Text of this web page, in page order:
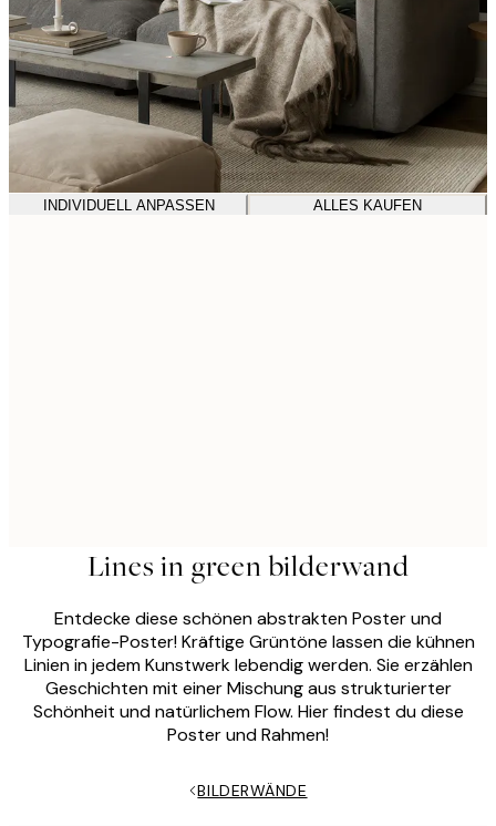
INDIVIDUELL ANPASSEN ALLES KAUFEN
Lines in green bilderwand
Entdecke diese schönen abstrakten Poster und
Typografie-Poster! Kräftige Grüntöne lassen die kühnen
Linien in jedem Kunstwerk lebendig werden. Sie erzählen
Geschichten mit einer Mischung aus strukturierter
Schönheit und natürlichem Flow. Hier findest du diese
Poster und Rahmen!
BILDERWÄNDE